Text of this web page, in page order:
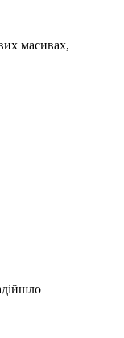
масивах,